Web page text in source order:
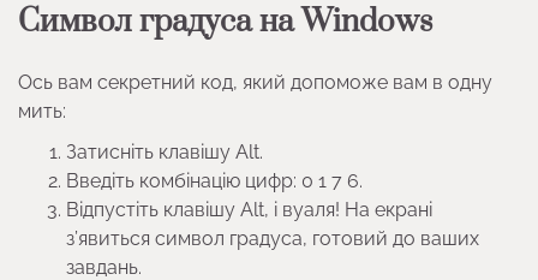
Символ градуса на Windows
Ось вам секретний код, який допоможе вам в одну
мить:
Затисніть клавішу Alt.
Введіть комбінацію цифр: 0 1 7 6.
Відпустіть клавішу Alt, і вуаля! На екрані
з’явиться символ градуса, готовий до ваших
завдань.